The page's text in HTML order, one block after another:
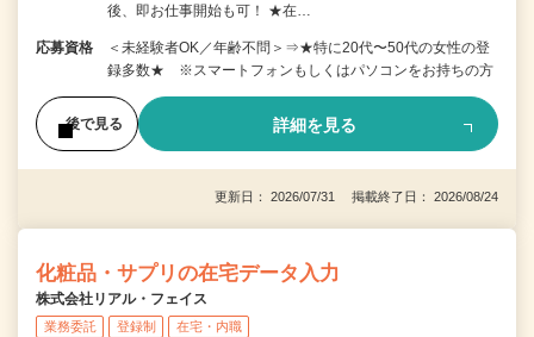
後、即お仕事開始も可！ ★在…
応募資格
＜未経験者OK／年齢不問＞⇒★特に20代〜50代の女性の登
録多数★ ※スマートフォンもしくはパソコンをお持ちの方
後で見る 詳細を見る
更新日： 2026/07/31 掲載終了日： 2026/08/24
化粧品・サプリの在宅データ入力
株式会社リアル・フェイス
業務委託 登録制 在宅・内職